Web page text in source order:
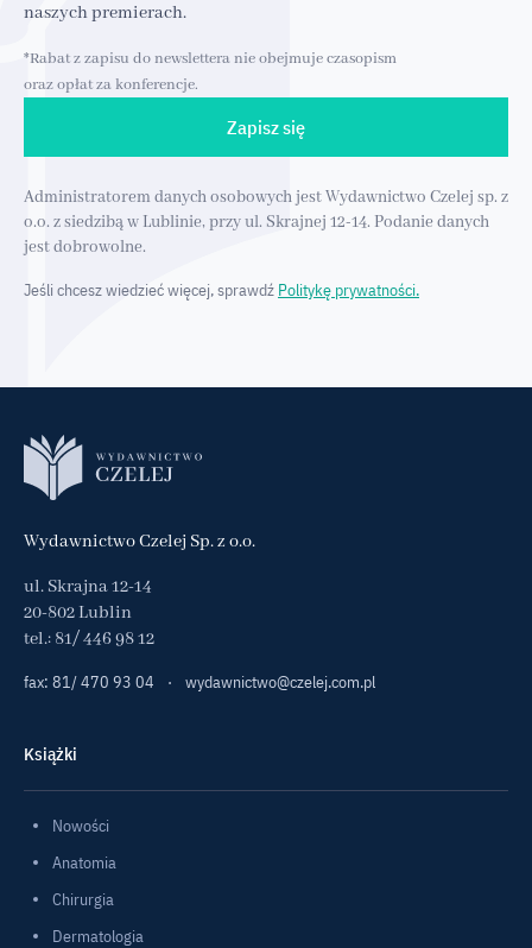
naszych premierach.
*Rabat z zapisu do newslettera nie obejmuje czasopism
oraz opłat za konferencje.
Zapisz się
Administratorem danych osobowych jest Wydawnictwo Czelej sp. z
o.o. z siedzibą w Lublinie, przy ul. Skrajnej 12-14. Podanie danych
jest dobrowolne.
Jeśli chcesz wiedzieć więcej, sprawdź Politykę prywatności.
Wydawnictwo Czelej Sp. z o.o.
ul. Skrajna 12-14
20-802 Lublin
tel.: 81/ 446 98 12
fax: 81/ 470 93 04
· wydawnictwo@czelej.com.pl
Książki
Nowości
Anatomia
Chirurgia
Dermatologia